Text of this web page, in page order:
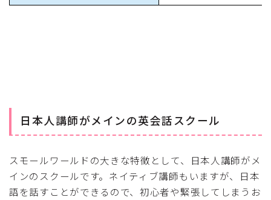
日本人講師がメインの英会話スクール
スモールワールドの大きな特徴として、日本人講師がメ
インのスクールです。ネイティブ講師もいますが、日本
語を話すことができるので、初心者や緊張してしまうお